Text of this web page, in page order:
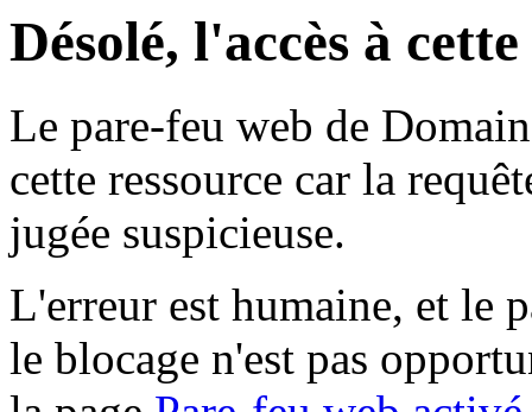
Désolé, l'accès à
Le pare-feu web de
cette ressource car la
jugée suspicieuse.
L'erreur est humaine, et le
le blocage n'est pas